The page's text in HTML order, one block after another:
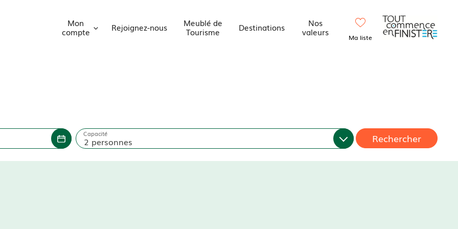
Mon
compte
Rejoignez-nous
Meublé de
Tourisme
Destinations
Nos
valeurs
Ma liste
2 personnes
Capacité Rechercher